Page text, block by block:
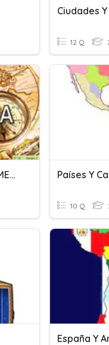
Ciudades
12 Q
PRACTICA DE GEOGRAFIA-AMERICA DEL SUR Países Y
10 Q
España Y